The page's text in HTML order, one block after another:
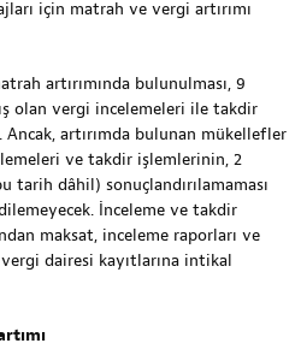
için matrah ve vergi artırımı
artırımında bulunulması, 9
olan vergi incelemeleri ile takdir
artırımda bulunan mükellefler
ve takdir işlemlerinin, 2
tarih dâhil) sonuçlandırılamaması
İnceleme ve takdir
maksat, inceleme raporları ve
dairesi kayıtlarına intikal